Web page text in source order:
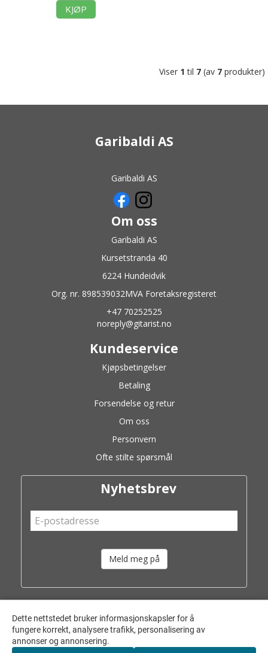
KJØP
Viser 1 til 7 (av 7 produkter)
Garibaldi AS
Garibaldi AS
Om oss
Garibaldi AS
Kursetstranda 40
6224 Hundeidvik
Org. nr. 898539032MVA Foretaksregisteret
+47 70252525
noreply@gitarist.no
Kundeservice
Kjøpsbetingelser
Betaling
Forsendelse og retur
Om oss
Personvern
Ofte stilte spørsmål
Nyhetsbrev
Meld meg på
Dette nettstedet bruker informasjonskapsler for å
fungere korrekt, analysere trafikk, personalisering av
annonser og annonsering.